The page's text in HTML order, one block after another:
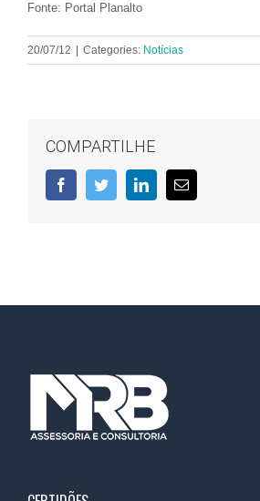
Fonte: Portal Planalto
20/07/12 Categories: Notícias
COMPARTILHE
FacebookTwitterLinkedIn
E-
mail